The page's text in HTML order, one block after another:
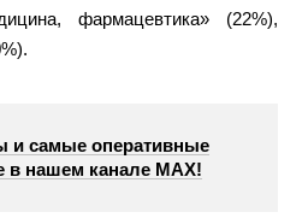
фармацевтика» (22%),
и самые оперативные
в нашем канале МАХ!